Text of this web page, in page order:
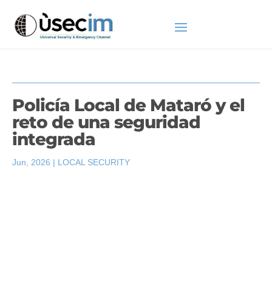
Policía Local de Mataró y el
reto de una seguridad
integrada
Jun, 2026 | LOCAL SECURITY